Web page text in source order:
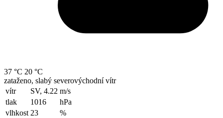
37 °C 20 °C
zataženo, slabý severovýchodní vítr
vítr
SV, 4.22 m/s
tlak
1016
hPa
vlhkost 23
%